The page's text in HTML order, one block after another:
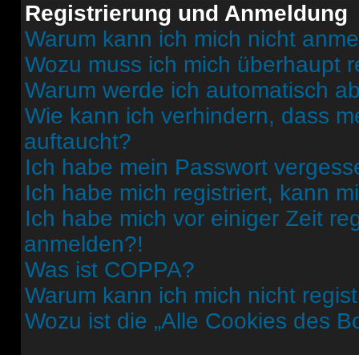
Registrierung und Anmeldung
Warum kann ich mich nicht
Wozu muss ich mich überhaupt
Warum werde ich automatisch
Wie kann ich verhindern, dass
auftaucht?
Ich habe mein Passwort
Ich habe mich registriert, kann
Ich habe mich vor einiger Zeit
anmelden?!
Was ist COPPA?
Warum kann ich mich nicht
Wozu ist die „Alle Cookies des